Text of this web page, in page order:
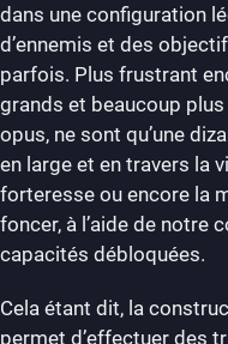
dans une configuration
d’ennemis et des
parfois. Plus frustrant
grands et beaucoup
opus, ne sont qu’une
en large et en travers la
forteresse ou encore la
foncer, à l’aide de notre
capacités débloquées.
Cela étant dit, la
permet d’effectuer des